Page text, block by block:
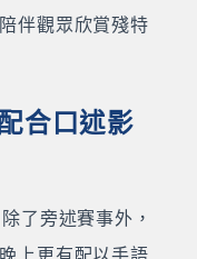
伴觀眾欣賞殘特
合口述影
了旁述賽事外，